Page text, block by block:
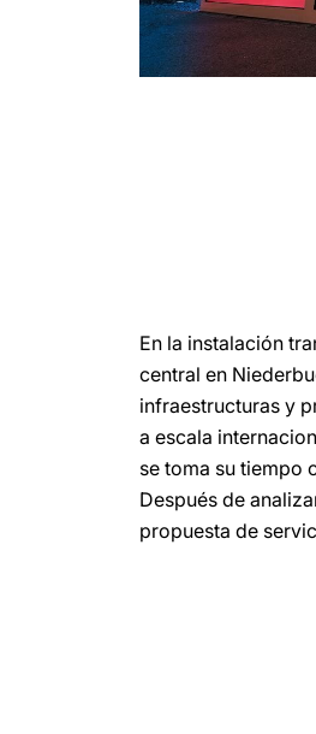
En la instalación
central en
infraestructuras y
a escala
se toma su tiempo
Después de
propuesta de